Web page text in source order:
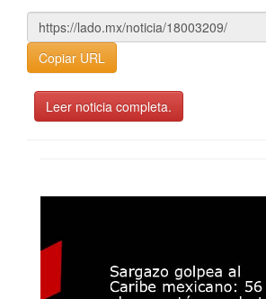
Copiar URL
Leer noticia completa.